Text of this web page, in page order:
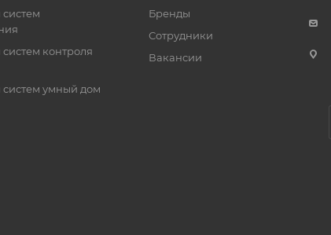
контроля
умный дом
Бренды
Сотрудники
Вакансии